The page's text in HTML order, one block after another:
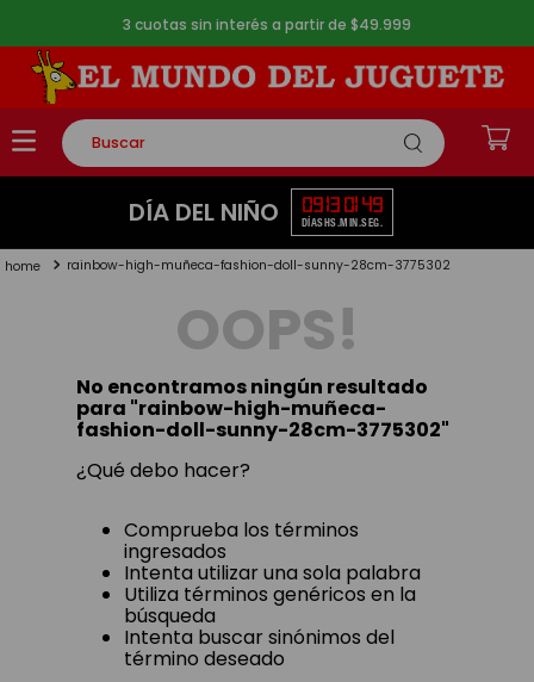
3 cuotas sin interés a partir de $49.999
Buscar
TÉRMINOS MÁS BUSCADOS
2.
lego
toy story
DÍA DEL NIÑO 09
DÍAS
13
HS.
01
MIN.
49
SEG.
rainbow-high-muñeca-fashion-doll-sunny-28cm-3775302
OOPS!
No encontramos ningún resultado
para "rainbow-high-muñeca-
fashion-doll-sunny-28cm-3775302"
¿Qué debo hacer?
Comprueba los términos
ingresados
Intenta utilizar una sola palabra
Utiliza términos genéricos en la
búsqueda
Intenta buscar sinónimos del
término deseado